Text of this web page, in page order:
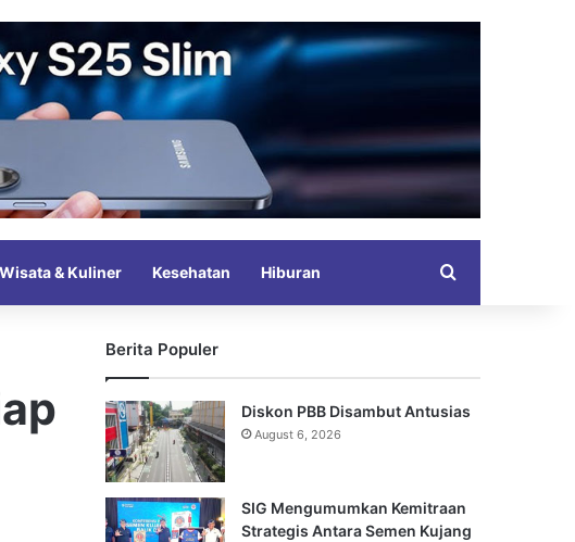
Wisata & Kuliner Kesehatan Hiburan
Berita Populer
Diskon PBB Disambut Antusias
August 6, 2026
SIG Mengumumkan Kemitraan
Strategis Antara Semen Kujang